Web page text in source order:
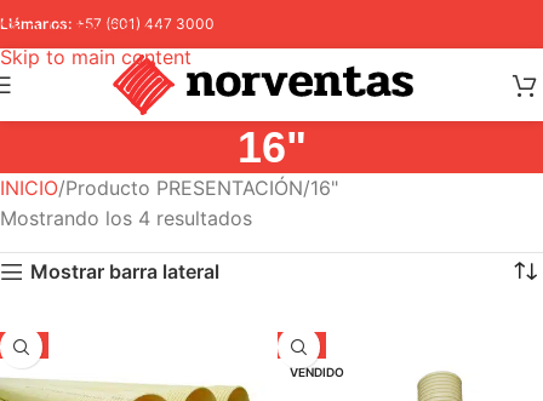
Skip to navigation
Skip to main content
Llámanos: +57 (601) 447 3000
16"
INICIO Producto PRESENTACIÓN 16"
Mostrando los 4 resultados
Mostrar barra lateral
-5%
-5%
VENDIDO